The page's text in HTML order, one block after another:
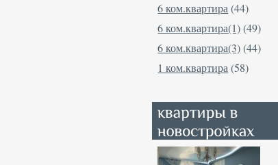
6 ком.квартира (44)
6 ком.квартира(1)(49)
6 ком.квартира(3)(44)
1 ком.квартира (58)